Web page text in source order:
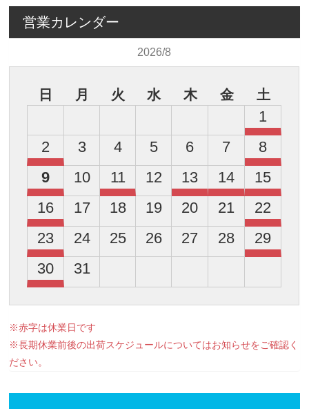
営業カレンダー
2026/8
日 月 火 水 木 金 土
1
2
3 4 5 6 7
8
9
10 11 12 13 14
15
16
17 18 19 20 21
22
23
24 25 26 27 28
29
30
31
※赤字は休業日です
※長期休業前後の出荷スケジュールについてはお知らせをご確認く
ださい。